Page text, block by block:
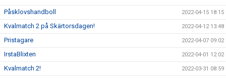
Påsklovshandboll 2022-04-15 18:15
Kvalmatch 2 på Skärtorsdagen! 2022-04-12 13:48
Pristagare 2022-04-07 09:02
IrstaBlixten 2022-04-01 12:02
Kvalmatch 2! 2022-03-31 08:59